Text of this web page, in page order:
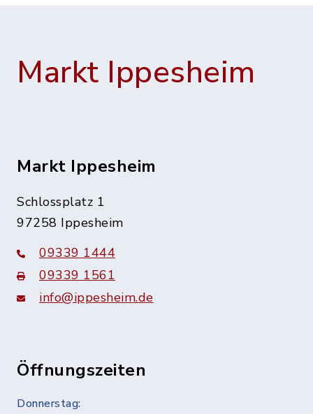
Markt Ippesheim
Markt Ippesheim
Schlossplatz 1
97258 Ippesheim
09339 1444
09339 1561
info@ippesheim.de
Öffnungszeiten
Donnerstag: